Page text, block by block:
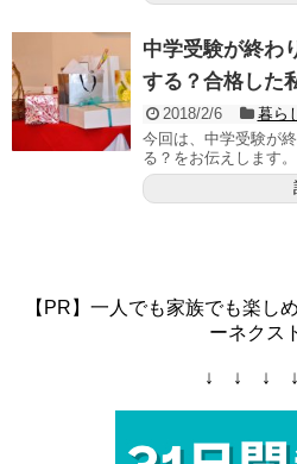
中学受験が終わ
する？合格した
2018/2/6
暮ら
今回は、中学受験が
る？をお伝えします。
【PR】一人でも家族でも楽し
ーネクス
↓ ↓ ↓